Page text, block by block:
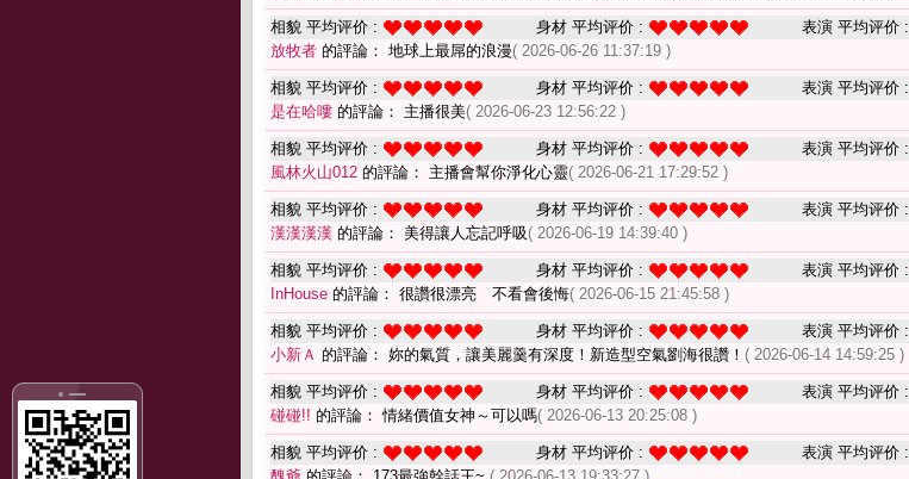
相貌 平均评价 : 身材 平均评价 : 表演 平均评价 :
放牧者 的評論： 地球上最屌的浪漫( 2026-06-26 11:37:19 )
相貌 平均评价 : 身材 平均评价 : 表演 平均评价 :
是在哈嘍 的評論： 主播很美( 2026-06-23 12:56:22 )
相貌 平均评价 : 身材 平均评价 : 表演 平均评价 :
風林火山012 的評論： 主播會幫你淨化心靈( 2026-06-21 17:29:52 )
相貌 平均评价 : 身材 平均评价 : 表演 平均评价 :
漢漢漢漢 的評論： 美得讓人忘記呼吸( 2026-06-19 14:39:40 )
相貌 平均评价 : 身材 平均评价 : 表演 平均评价 :
InHouse 的評論： 很讚很漂亮 不看會後悔( 2026-06-15 21:45:58 )
相貌 平均评价 : 身材 平均评价 : 表演 平均评价 :
小新Ａ 的評論： 妳的氣質，讓美麗羹有深度！新造型空氣劉海很讚！ ( 2026-06-14 14:59:25 )
相貌 平均评价 : 身材 平均评价 : 表演 平均评价 :
碰碰!! 的評論： 情緒價值女神～可以嗎( 2026-06-13 20:25:08 )
相貌 平均评价 : 身材 平均评价 : 表演 平均评价 :